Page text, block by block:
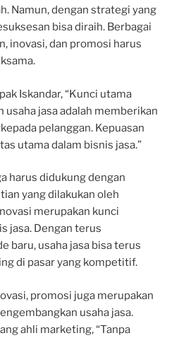
Namun, dengan strategi yang
bisa diraih. Berbagai
inovasi, dan promosi harus
Iskandar, “Kunci utama
usaha jasa adalah memberikan
pelanggan. Kepuasan
utama dalam bisnis jasa.”
harus didukung dengan
yang dilakukan oleh
merupakan kunci
jasa. Dengan terus
baru, usaha jasa bisa terus
di pasar yang kompetitif.
promosi juga merupakan
usaha jasa.
ahli marketing, “Tanpa